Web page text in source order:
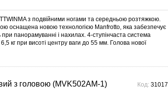
з подвійними ногами та середньою розтяжкою.
оснащена новою технологією Manfrotto, яка забезпечує
панорамуванні і нахилах. 4-ступінчаста система
кг при висоті центру ваги до 55 мм. Голова нової
з головою (MVK502AM-1) Код: 31017